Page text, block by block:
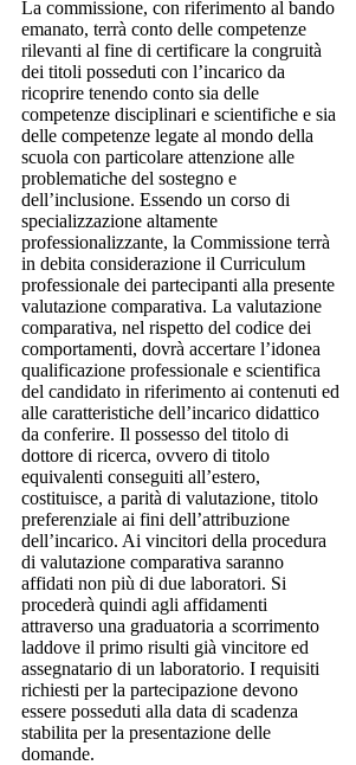
La commissione, con riferimento al bando
emanato, terrà conto delle competenze
rilevanti al fine di certificare la congruità
dei titoli posseduti con l’incarico da
ricoprire tenendo conto sia delle
competenze disciplinari e scientifiche e sia
delle competenze legate al mondo della
scuola con particolare attenzione alle
problematiche del sostegno e
dell’inclusione. Essendo un corso di
specializzazione altamente
professionalizzante, la Commissione terrà
in debita considerazione il Curriculum
professionale dei partecipanti alla presente
valutazione comparativa. La valutazione
comparativa, nel rispetto del codice dei
comportamenti, dovrà accertare l’idonea
qualificazione professionale e scientifica
del candidato in riferimento ai contenuti ed
alle caratteristiche dell’incarico didattico
da conferire. Il possesso del titolo di
dottore di ricerca, ovvero di titolo
equivalenti conseguiti all’estero,
costituisce, a parità di valutazione, titolo
preferenziale ai fini dell’attribuzione
dell’incarico. Ai vincitori della procedura
di valutazione comparativa saranno
affidati non più di due laboratori. Si
procederà quindi agli affidamenti
attraverso una graduatoria a scorrimento
laddove il primo risulti già vincitore ed
assegnatario di un laboratorio. I requisiti
richiesti per la partecipazione devono
essere posseduti alla data di scadenza
stabilita per la presentazione delle
domande.